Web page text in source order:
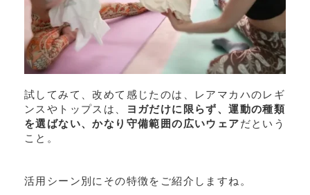
試してみて、改めて感じたのは、レアマカハのレギ
ンスやトップスは、
ヨガだけに限らず、運動の種類
を選ばない、かなり守備範囲の広いウェアだという
こと。
活用シーン別にその特徴をご紹介しますね。